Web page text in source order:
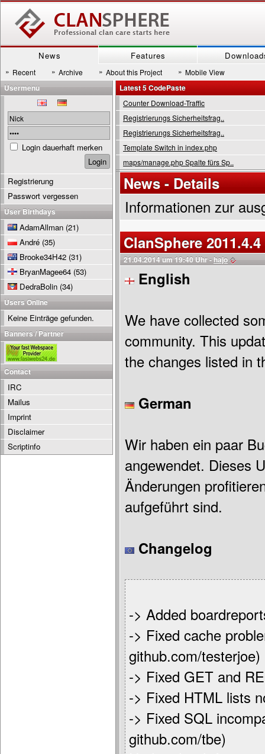
News Features
» Recent » Archive » About this Project » Mobile View
Latest 5 CodePaste
Counter Download-Traffic
Registrierungs Sicherheitsfrag..
Registrierungs Sicherheitsfrag..
Template Switch in index.php
maps/manage.php Spalte fürs Sp..
News - Details
Informationen zur
ClanSphere 2011.4.4
21.04.2014 um 19:40 Uhr - hajo
English
We have collected
community. This
the changes listed in
German
Wir haben ein paar
angewendet. Dieses
Änderungen
aufgeführt sind.
Changelog
-> Added
-> Fixed cache
github.com/testerjoe)
-> Fixed GET and
-> Fixed HTML lists
-> Fixed SQL
github.com/tbe)
Usermenu
Login dauerhaft merken
Registrierung
Passwort vergessen
User Birthdays
AdamAllman (21)
André (35)
Brooke34H42 (31)
BryanMagee64 (53)
DedraBolin (34)
Users Online
Keine Einträge gefunden.
Banners / Partner
Contact
IRC
Mailus
Imprint
Disclaimer
Scriptinfo